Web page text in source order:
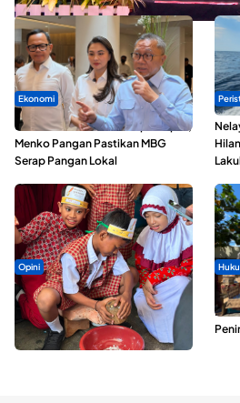
Ekonomi
SPPG di Maluku Utara Dipercepat,
Menko Pangan Pastikan MBG
Serap Pangan Lokal
Opini
Tak Sekadar Memarut Kelapa,
Kukuran Tongole Jadi Media
Belajar Etnosains